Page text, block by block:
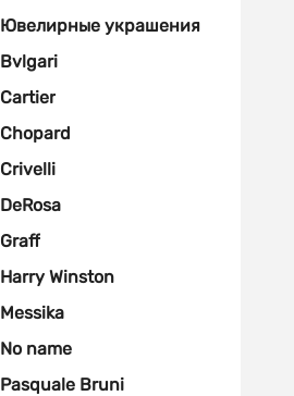
Ювелирные украшения
Bvlgari
Cartier
Chopard
Crivelli
DeRosa
Graff
Harry Winston
Messika
No name
Pasquale Bruni